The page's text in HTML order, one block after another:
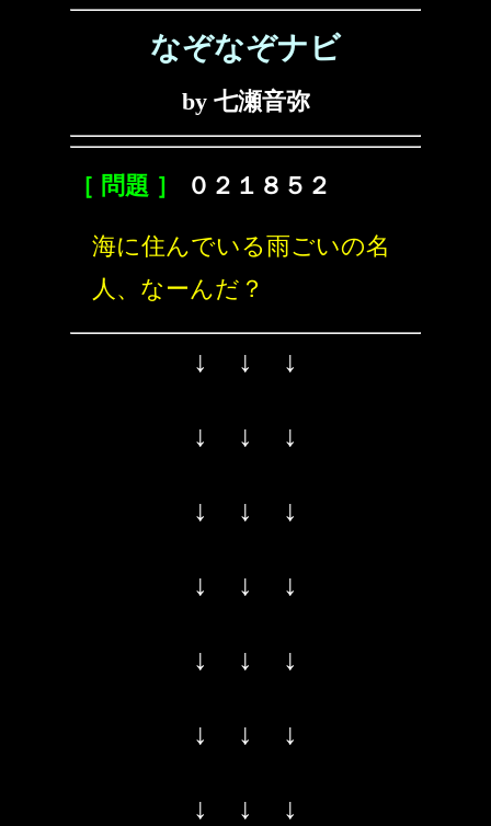
なぞなぞナビ
by 七瀬音弥
［ 問題 ］ ０２１８５２
海に住んでいる雨ごいの名
人、なーんだ？
↓ ↓ ↓
↓ ↓ ↓
↓ ↓ ↓
↓ ↓ ↓
↓ ↓ ↓
↓ ↓ ↓
↓ ↓ ↓